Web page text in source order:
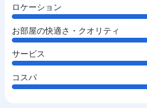
ロケーション
お部屋の快適さ・クオリティ
サービス
コスパ